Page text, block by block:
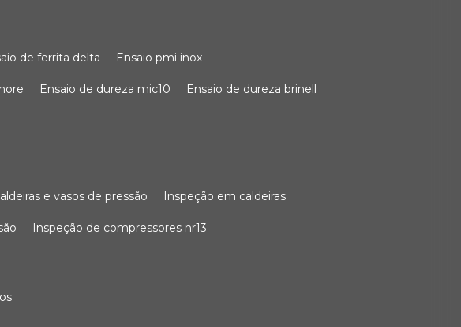
de ferrita delta ensaio pmi inox
ensaio de dureza mic10 ensaio de dureza brinell
e vasos de pressão inspeção em caldeiras
inspeção de compressores nr13